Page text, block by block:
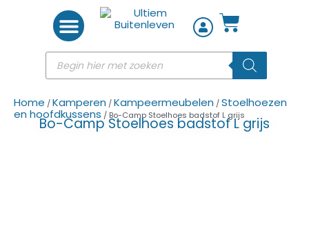
Home /Kamperen /Kampeermeubelen /Stoelhoezen
en hoofdkussens / Bo-Camp Stoelhoes badstof L grijs
Bo-Camp Stoelhoes badstof L grijs